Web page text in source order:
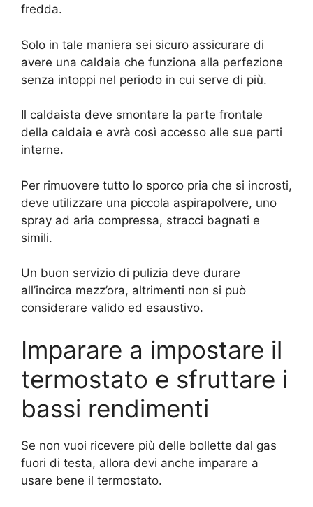
fredda.
Solo in tale maniera sei sicuro assicurare di
avere una caldaia che funziona alla perfezione
senza intoppi nel periodo in cui serve di più.
Il caldaista deve smontare la parte frontale
della caldaia e avrà così accesso alle sue parti
interne.
Per rimuovere tutto lo sporco pria che si incrosti,
deve utilizzare una piccola aspirapolvere, uno
spray ad aria compressa, stracci bagnati e
simili.
Un buon servizio di pulizia deve durare
all’incirca mezz’ora, altrimenti non si può
considerare valido ed esaustivo.
Imparare a impostare il
termostato e sfruttare i
bassi rendimenti
Se non vuoi ricevere più delle bollette dal gas
fuori di testa, allora devi anche imparare a
usare bene il termostato.